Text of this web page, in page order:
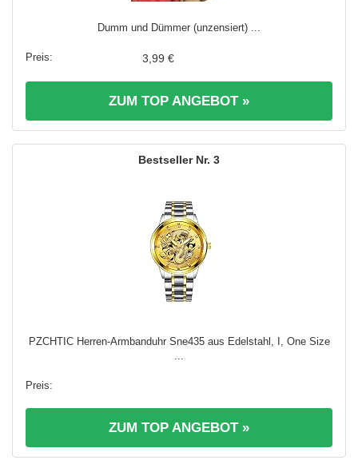
Dumm und Dümmer (unzensiert) ...
3,99 €
ZUM TOP ANGEBOT »
3
PZCHTIC Herren-Armbanduhr Sne435 aus Edelstahl, I, One Size
...
ZUM TOP ANGEBOT »